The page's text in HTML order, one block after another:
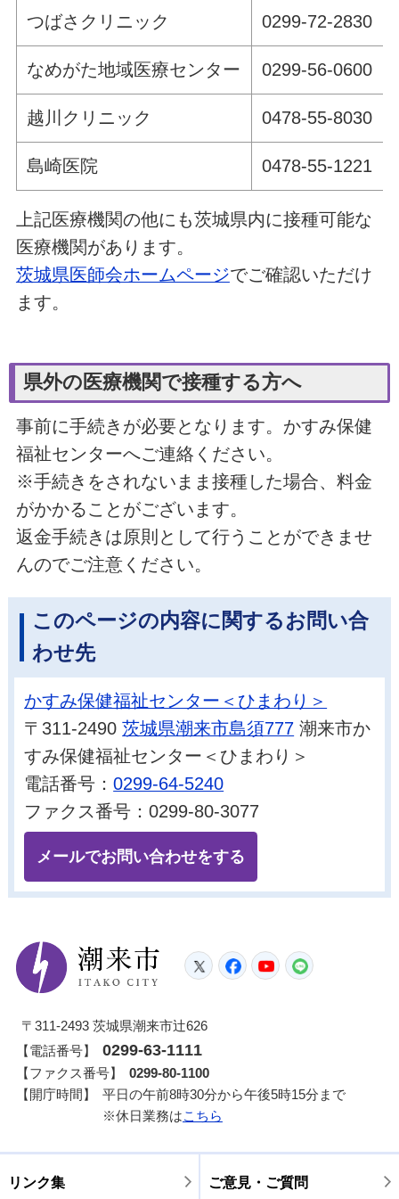
つばさクリニック 0299-72-2830
なめがた地域医療センター 0299-56-0600
越川クリニック 0478-55-8030
島崎医院 0478-55-1221
上記医療機関の他にも茨城県内に接種可能な
医療機関があります。
茨城県医師会ホームページでご確認いただけ
ます。
県外の医療機関で接種する方へ
事前に手続きが必要となります。かすみ保健
福祉センターへご連絡ください。
※手続きをされないまま接種した場合、料金
がかかることがございます。
返金手続きは原則として行うことができませ
んのでご注意ください。
このページの内容に関するお問い合
わせ先
かすみ保健福祉センター＜ひまわり＞
〒311-2490茨城県潮来市島須777 潮来市か
すみ保健福祉センター＜ひまわり＞
電話番号：0299-64-5240
ファクス番号：0299-80-3077
メールでお問い合わせをする
潮来市
TwitterFacebook
YouTube
〒311-2493 茨城県潮来市辻626
【電話番号】
0299-63-1111
【ファクス番号】
0299-80-1100
【開庁時間】
平日の午前8時30分から午後5時15分まで
※休日業務はこちら
リンク集 ご意見・ご質問